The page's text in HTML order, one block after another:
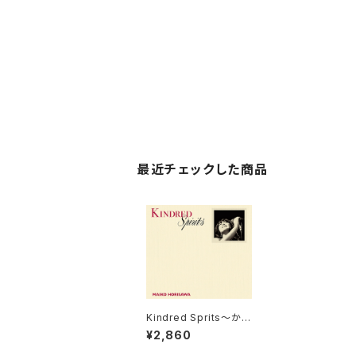
最近チェックした商品
Kindred Sprits〜かけ
がえのないもの〜通常
盤 [CD]
¥2,860